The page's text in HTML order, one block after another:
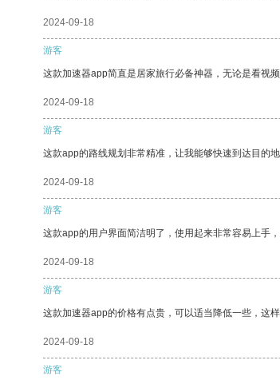
2024-09-18
游客
这款加速器app简直是居家旅行必备神器，无论是看视
2024-09-18
游客
这款app的路线规划非常精准，让我能够快速到达目的地
2024-09-18
游客
这款app的用户界面简洁明了，使用起来非常容易上手，
2024-09-18
游客
这款加速器app的价格有点贵，可以适当降低一些，这样
2024-09-18
游客